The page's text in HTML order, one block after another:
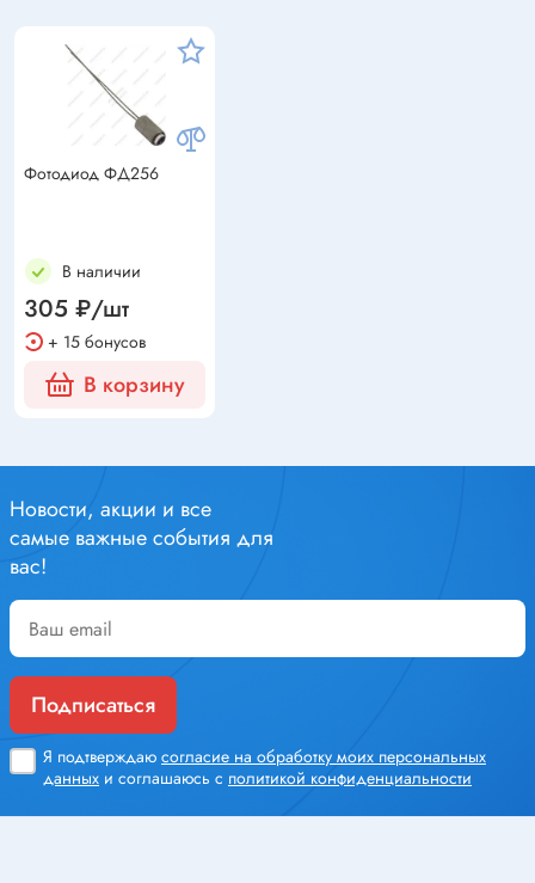
Фотодиод ФД256
В наличии
305 ₽/шт
+ 15 бонусов
В корзину
Новости, акции и все
самые важные события для
вас!
Подписаться
Я подтверждаю согласие на обработку моих персональных
данных и соглашаюсь с политикой конфиденциальности